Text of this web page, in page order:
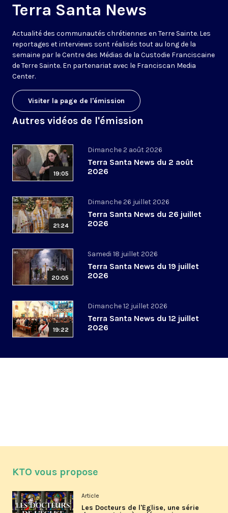
Terra Santa News
Actualité des communautés chrétiennes en Terre Sainte. Les
reportages et interviews sont réalisés tout au long de la
semaine par le Centre des Médias de la Custodie Franciscaine
de Terre Sainte. En partenariat avec le Franciscan Media
Center.
Visiter la page de l'émission
Autres vidéos de l'émission
19:05
Dimanche 2 août 2026
Terra Santa News du 2 août
2026
21:24
Dimanche 26 juillet 2026
Terra Santa News du 26 juillet
2026
20:05
Samedi 18 juillet 2026
Terra Santa News du 19 juillet
2026
19:22
Dimanche 12 juillet 2026
Terra Santa News du 12 juillet
2026
KTO vous propose
Article
Les Docteurs de l'Église, une série